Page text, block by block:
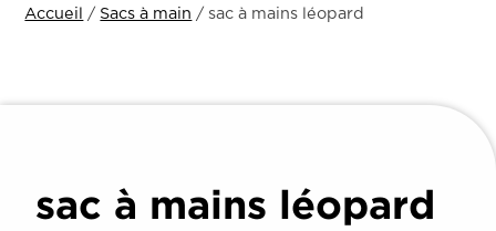
Accueil / Sacs à main / sac à mains léopard
sac à mains léopard